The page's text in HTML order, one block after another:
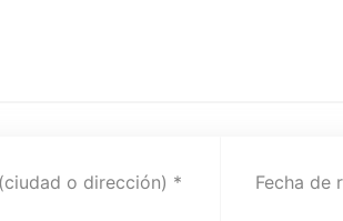
o dirección) Fecha de